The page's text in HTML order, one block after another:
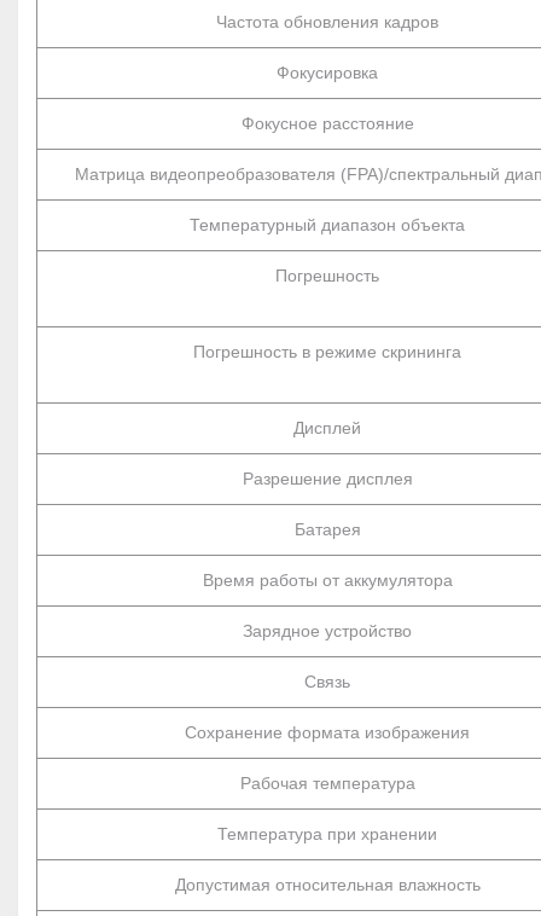
Частота обновления кадров
Фокусировка
Фокусное расстояние
Матрица видеопреобразователя (FPA)/спектральный
Температурный диапазон объекта
Погрешность
Погрешность в режиме скрининга
Дисплей
Разрешение дисплея
Батарея
Время работы от аккумулятора
Зарядное устройство
Связь
Сохранение формата изображения
Рабочая температура
Температура при хранении
Допустимая относительная влажность